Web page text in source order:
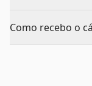
Como recebo o